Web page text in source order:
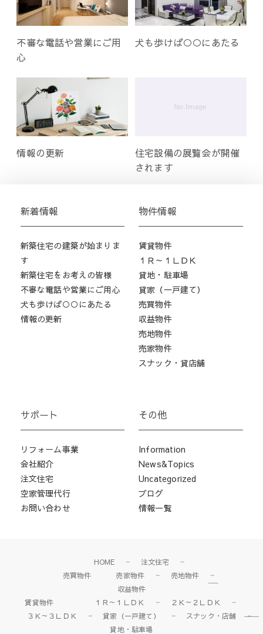
不審な電話や営業にご用
心
犬も歩けば○○にあたる
情報の更新
住宅設備の展覧会が開催
されます
新着情報
新築住宅の建築が始まりま
す
新築住宅をお考えの皆様
不審な電話や営業にご用心
犬も歩けば○○にあたる
情報の更新
物件情報
賃貸物件
１Ｒ～１ＬＤＫ
貸地・駐車場
貸家（一戸建て）
売買物件
収益物件
売地物件
売家物件
スナック・貸店舗
サポート
リフォーム事業
会社紹介
注文住宅
空家管理代行
お問い合わせ
その他
Information
News&Topics
Uncategorized
ブログ
情報一覧
HOME
注文住宅
売買物件
売家物件
売地物件
収益物件
賃貸物件
１Ｒ～１ＬＤＫ
２Ｋ～２ＬＤＫ
３Ｋ～３ＬＤＫ
貸家（一戸建て）
スナック・店舗
貸地・駐車場